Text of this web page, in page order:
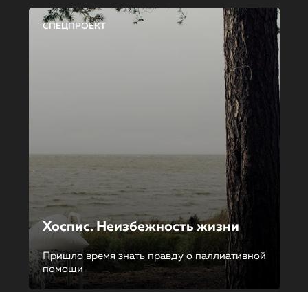
СПЕЦПРОЕКТ
Хоспис. Неизбежность жизни
Пришло время знать правду о паллиативной
помощи